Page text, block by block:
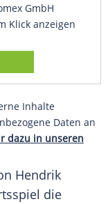
GmbH
Klick anzeigen
Inhalte
Daten an
dazu in unseren
Hendrik
die